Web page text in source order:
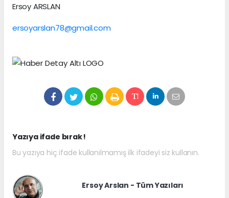
Ersoy ARSLAN
ersoyarslan78@gmail.com
Yazıya ifade bırak !
Bu yazıya hiç ifade kullanılmamış ilk ifadeyi siz kullanın.
Ersoy Arslan - Tüm Yazıları